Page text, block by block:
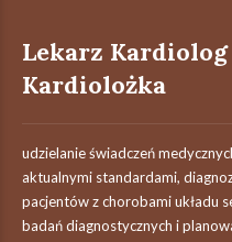
Lekarz
Kardiolożka
udzielanie świadczeń
aktualnymi standardami,
pacjentów z chorobami układu
badań diagnostycznych i